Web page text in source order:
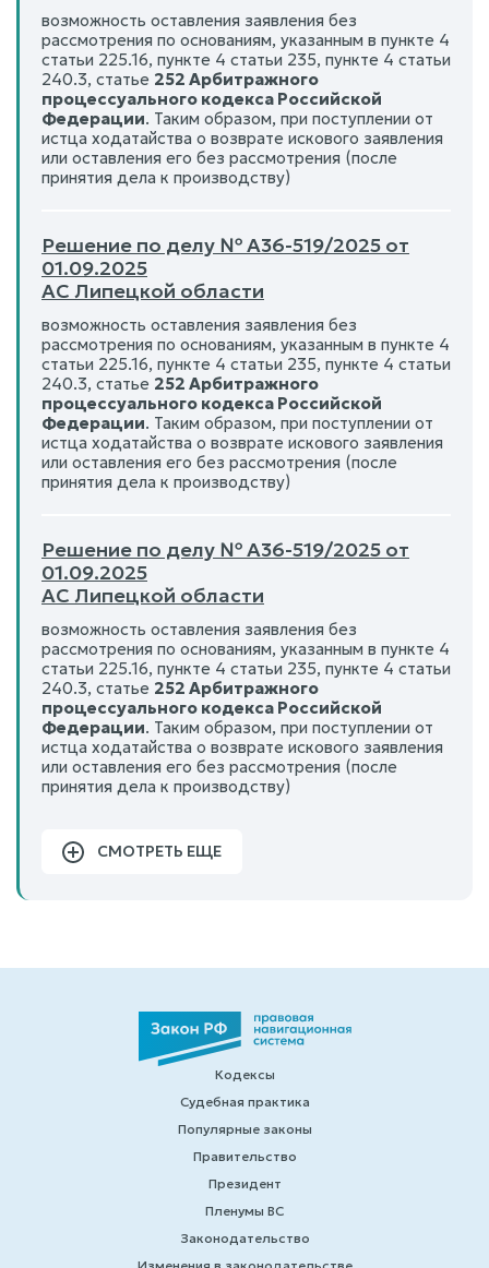
возможность оставления заявления без
рассмотрения по основаниям, указанным в пункте 4
статьи 225.16, пункте 4 статьи 235, пункте 4 статьи
240.3, статье 252 Арбитражного
процессуального кодекса Российской
Федерации. Таким образом, при поступлении от
истца ходатайства о возврате искового заявления
или оставления его без рассмотрения (после
принятия дела к производству)
Решение по делу № А36-519/2025 от
01.09.2025
АС Липецкой области
возможность оставления заявления без
рассмотрения по основаниям, указанным в пункте 4
статьи 225.16, пункте 4 статьи 235, пункте 4 статьи
240.3, статье 252 Арбитражного
процессуального кодекса Российской
Федерации. Таким образом, при поступлении от
истца ходатайства о возврате искового заявления
или оставления его без рассмотрения (после
принятия дела к производству)
Решение по делу № А36-519/2025 от
01.09.2025
АС Липецкой области
возможность оставления заявления без
рассмотрения по основаниям, указанным в пункте 4
статьи 225.16, пункте 4 статьи 235, пункте 4 статьи
240.3, статье 252 Арбитражного
процессуального кодекса Российской
Федерации. Таким образом, при поступлении от
истца ходатайства о возврате искового заявления
или оставления его без рассмотрения (после
принятия дела к производству)
СМОТРЕТЬ ЕЩЕ
Кодексы
Судебная практика
Популярные законы
Правительство
Президент
Пленумы ВС
Законодательство